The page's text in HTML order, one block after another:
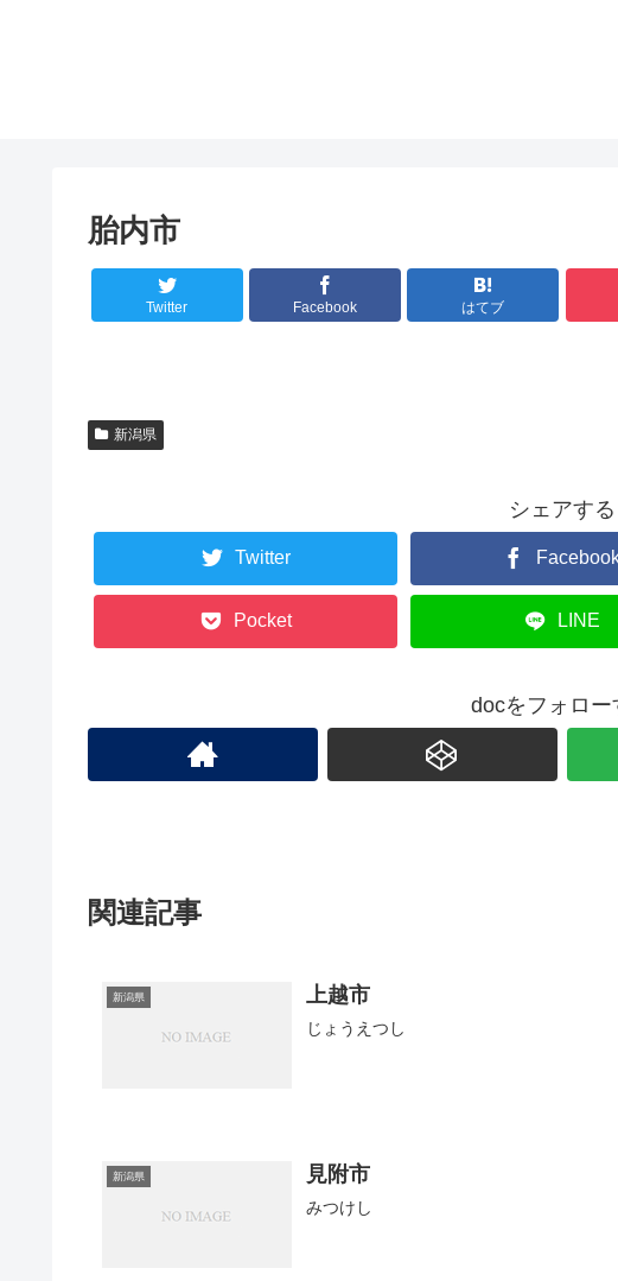
胎内市
Twitter Facebook はてブ
新潟県
シェアする
Twitter
Pocket LINE
docをフォロー
関連記事
新潟県 上越市
じょうえつし
新潟県 見附市
みつけし